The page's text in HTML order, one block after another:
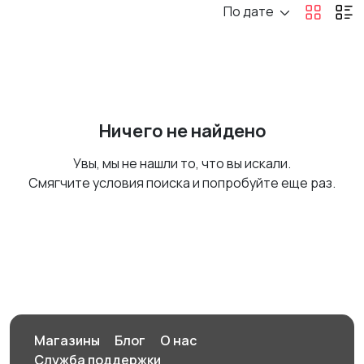
По дате
Ничего не найдено
Увы, мы не нашли то, что вы искали.
Смягчите условия поиска и попробуйте еще раз.
Магазины Блог
О нас
Служба поддержки